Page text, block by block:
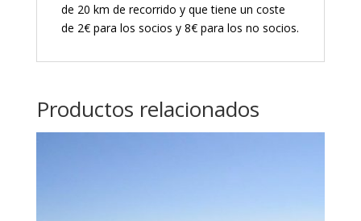
de 20 km de recorrido y que tiene un coste
de 2€ para los socios y 8€ para los no socios.
Productos relacionados